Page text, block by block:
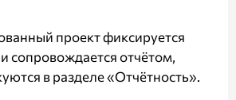
проект фиксируется
сопровождается отчётом,
в разделе«Отчётность».